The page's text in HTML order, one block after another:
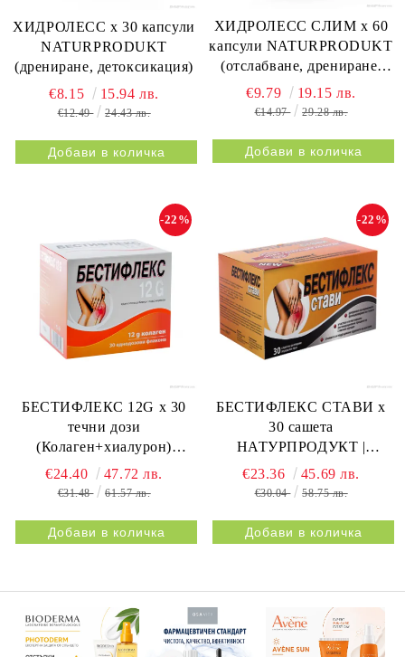
ХИДРОЛЕСС х 30 капсули
NATURPRODUKT
(дрениране, детоксикация)
€8.15 15.94 лв.
€12.49 24.43 лв.
ХИДРОЛЕСС СЛИМ х 60
капсули NATURPRODUKT
(отслабване, дрениране,
метаболизъм)
€9.79 19.15 лв.
€14.97 29.28 лв.
БЕСТИФЛЕКС 12G х 30
течни дози
(Колаген+хиалурон)
НАТУРПРОДУКТ |
BESTIFLEX 12G 30s
-22%
€24.40 47.72 лв.
€31.48 61.57 лв.
БЕСТИФЛЕКС СТАВИ х
30 сашета
НАТУРПРОДУКТ |
BESTIFLEX JOINTS 30s
NATURPRODUKT
-22%
€23.36 45.69 лв.
€30.04 58.75 лв.